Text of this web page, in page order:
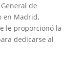
de
en Madrid,
le proporcionó la
dedicarse al